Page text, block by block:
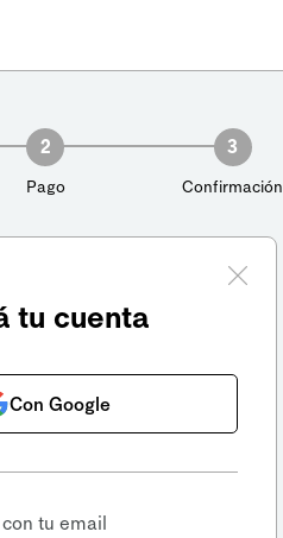
2
Pago
3
Confirmación
tu cuenta
Con Google
tu email